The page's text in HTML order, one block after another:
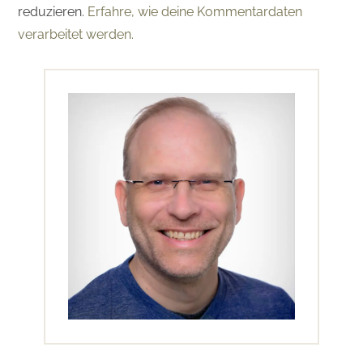
reduzieren. Erfahre, wie deine Kommentardaten
verarbeitet werden.